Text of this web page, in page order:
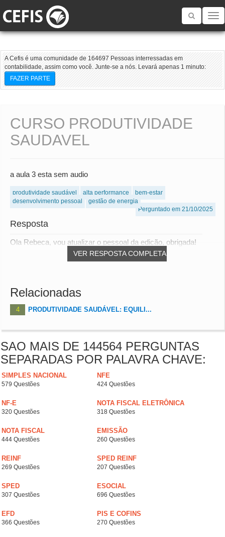
Toggle
A Cefis é uma comunidade de 164697 Pessoas interressadas em
contabilidade, assim como você. Junte-se a nós. Levará apenas 1 minuto:
FAZER PARTE
CURSO PRODUTIVIDADE
SAUDAVEL
a aula 3 esta sem audio
produtividade saudável alta performance
bem-estar
desenvolvimento pessoal
gestão de energia
Perguntado em 21/10/2025
Resposta
VER RESPOSTA COMPLETA
Ola Rebeca, vou atualizar o pessoal da edição, obrigada!
Relacionadas
4 PRODUTIVIDADE SAUDÁVEL: EQUILI...
SAO MAIS DE 144564 PERGUNTAS
SEPARADAS POR PALAVRA CHAVE:
SIMPLES NACIONAL
579 Questões
NFE
424 Questões
NF-E
320 Questões
NOTA FISCAL ELETRÔNICA
318 Questões
NOTA FISCAL
444 Questões
EMISSÃO
260 Questões
REINF
269 Questões
SPED REINF
207 Questões
SPED
307 Questões
ESOCIAL
696 Questões
EFD
366 Questões
PIS E COFINS
270 Questões